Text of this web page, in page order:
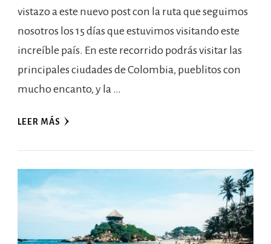
vistazo a este nuevo post con la ruta que seguimos
nosotros los 15 días que estuvimos visitando este
increíble país. En este recorrido podrás visitar las
principales ciudades de Colombia, pueblitos con
mucho encanto, y la …
LEER MÁS